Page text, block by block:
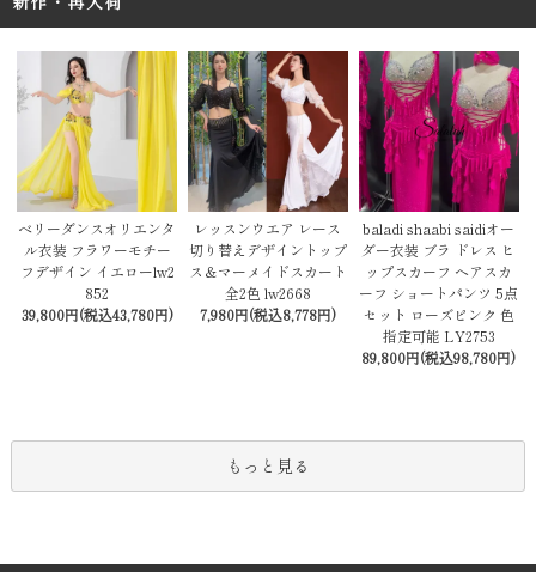
ベリーダンスオリエンタ
ル衣装 フラワーモチー
フデザイン イエローlw2
852
39,800円(税込43,780円)
レッスンウエア レース
切り替えデザイントップ
ス＆マーメイドスカート
全2色 lw2668
7,980円(税込8,778円)
baladi shaabi saidiオー
ダー衣装 ブラ ドレス ヒ
ップスカーフ ヘアスカ
ーフ ショートパンツ 5点
セット ローズピンク 色
指定可能 LY2753
89,800円(税込98,780円)
もっと見る